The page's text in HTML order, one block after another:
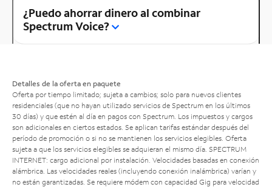
¿Puedo ahorrar dinero al combinar
Spectrum Voice?
Detalles de la oferta en paquete
Oferta por tiempo limitado; sujeta a cambios; solo para nuevos clientes
residenciales (que no hayan utilizado servicios de Spectrum en los últimos
30 días) y que estén al día en pagos con Spectrum. Los impuestos y cargos
son adicionales en ciertos estados. Se aplican tarifas estándar después del
período de promoción o si no se mantienen los servicios elegibles. Oferta
sujeta a que los servicios elegibles se adquieran el mismo día. SPECTRUM
INTERNET: cargo adicional por instalación. Velocidades basadas en conexión
alámbrica. Las velocidades reales (incluyendo conexión inalámbrica) varían y
no están garantizadas. Se requiere módem con capacidad Gig para velocidad